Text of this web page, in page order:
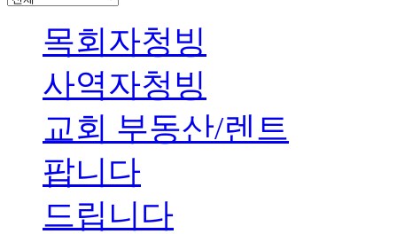
목회자청빙
사역자청빙
교회 부동산/렌트
팝니다
드립니다